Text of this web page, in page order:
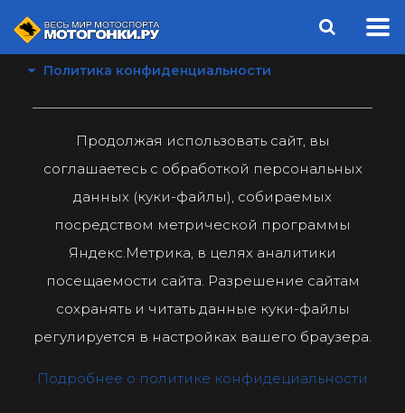
Политика конфиденциальности
Продолжая использовать сайт, вы
соглашаетесь с обработкой персональных
данных (куки-файлы), собираемых
посредством метрической программы
Яндекс.Метрика, в целях аналитики
посещаемости сайта. Разрешение сайтам
сохранять и читать данные куки-файлы
регулируется в настройках вашего браузера.
Подробнее о политике конфидециальности